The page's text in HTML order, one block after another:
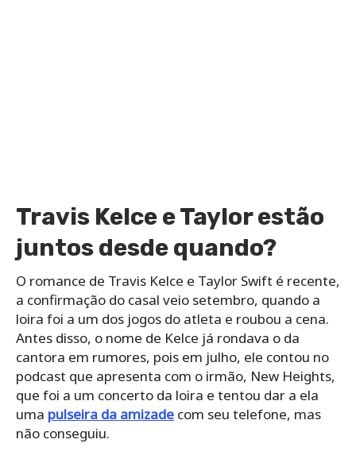
Travis Kelce e Taylor estão
juntos desde quando?
O romance de Travis Kelce e Taylor Swift é recente,
a confirmação do casal veio setembro, quando a
loira foi a um dos jogos do atleta e roubou a cena.
Antes disso, o nome de Kelce já rondava o da
cantora em rumores, pois em julho, ele contou no
podcast que apresenta com o irmão, New Heights,
que foi a um concerto da loira e tentou dar a ela
uma pulseira da amizade com seu telefone, mas
não conseguiu.